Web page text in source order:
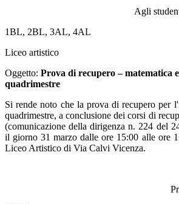
Agli
1BL, 2BL, 3AL, 4AL
Liceo artistico
Oggetto: Prova di recupero – matematica
quadrimestre
Si rende noto che la prova di recupero per
quadrimestre, a conclusione dei corsi di
(comunicazione della dirigenza n. 224 del
il giorno 31 marzo dalle ore 15:00 alle ore
Liceo Artistico di Via Calvi Vicenza.